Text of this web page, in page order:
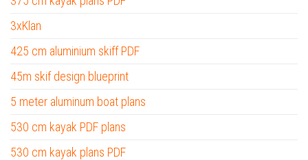
3xKlan
425 cm aluminium skiff PDF
45m skif design blueprint
5 meter aluminum boat plans
530 cm kayak PDF plans
530 cm kayak plans PDF